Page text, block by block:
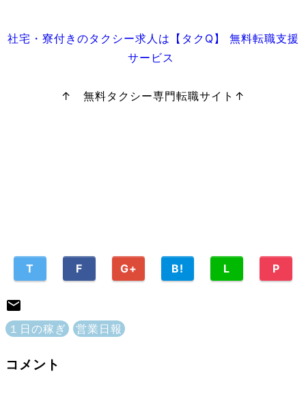
社宅・寮付きのタクシー求人は【タクQ】 無料転職支援
サービス
↑ 無料タクシー専門転職サイト↑
T F G+ B! L P
１日の稼ぎ 営業日報
コメント